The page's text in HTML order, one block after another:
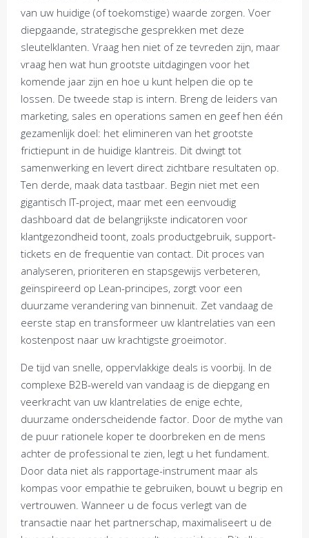
van uw huidige (of toekomstige) waarde zorgen. Voer
diepgaande, strategische gesprekken met deze
sleutelklanten. Vraag hen niet of ze tevreden zijn, maar
vraag hen wat hun grootste uitdagingen voor het
komende jaar zijn en hoe u kunt helpen die op te
lossen. De tweede stap is intern. Breng de leiders van
marketing, sales en operations samen en geef hen één
gezamenlijk doel: het elimineren van het grootste
frictiepunt in de huidige klantreis. Dit dwingt tot
samenwerking en levert direct zichtbare resultaten op.
Ten derde, maak data tastbaar. Begin niet met een
gigantisch IT-project, maar met een eenvoudig
dashboard dat de belangrijkste indicatoren voor
klantgezondheid toont, zoals productgebruik, support-
tickets en de frequentie van contact. Dit proces van
analyseren, prioriteren en stapsgewijs verbeteren,
geïnspireerd op Lean-principes, zorgt voor een
duurzame verandering van binnenuit. Zet vandaag de
eerste stap en transformeer uw klantrelaties van een
kostenpost naar uw krachtigste groeimotor.
De tijd van snelle, oppervlakkige deals is voorbij. In de
complexe B2B-wereld van vandaag is de diepgang en
veerkracht van uw klantrelaties de enige echte,
duurzame onderscheidende factor. Door de mythe van
de puur rationele koper te doorbreken en de mens
achter de professional te zien, legt u het fundament.
Door data niet als rapportage-instrument maar als
kompas voor empathie te gebruiken, bouwt u begrip en
vertrouwen. Wanneer u de focus verlegt van de
transactie naar het partnerschap, maximaliseert u de